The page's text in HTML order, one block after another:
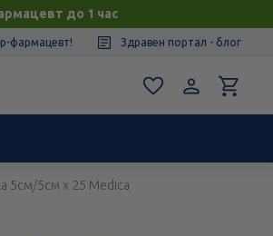
до 1 час
фармацевт! Здравен портал - блог
5см/5см х 25 Medica